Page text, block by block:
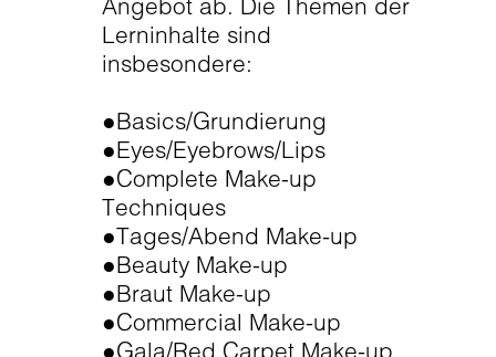
Lerninhalte sind
insbesondere:
●Basics/Grundierung
●Eyes/Eyebrows/Lips
●Complete Make-up
Techniques
●Tages/Abend Make-up
●Beauty Make-up
●Braut Make-up
●Commercial Make-up
●Gala/Red Carpet Make-up